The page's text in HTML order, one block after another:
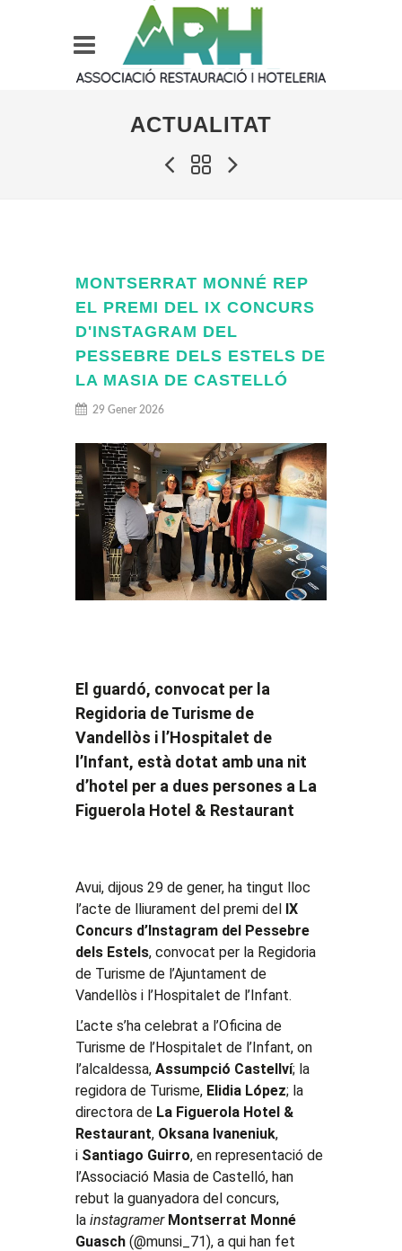
ACTUALITAT
MONTSERRAT MONNÉ REP
EL PREMI DEL IX CONCURS
D'INSTAGRAM DEL
PESSEBRE DELS ESTELS DE
LA MASIA DE CASTELLÓ
29 Gener 2026
El guardó, convocat per la
Regidoria de Turisme de
Vandellòs i l’Hospitalet de
l’Infant, està dotat amb una nit
d’hotel per a dues persones a La
Figuerola Hotel & Restaurant
Avui, dijous 29 de gener, ha tingut lloc
l’acte de lliurament del premi del IX
Concurs d’Instagram del Pessebre
dels Estels, convocat per la Regidoria
de Turisme de l’Ajuntament de
Vandellòs i l’Hospitalet de l’Infant.
L’acte s’ha celebrat a l’Oficina de
Turisme de l’Hospitalet de l’Infant, on
l’alcaldessa, Assumpció Castellví; la
regidora de Turisme, Elidia López; la
directora de La Figuerola Hotel &
Restaurant, Oksana Ivaneniuk,
i Santiago Guirro, en representació de
l’Associació Masia de Castelló, han
rebut la guanyadora del concurs,
la instagramer Montserrat Monné
Guasch (@munsi_71), a qui han fet